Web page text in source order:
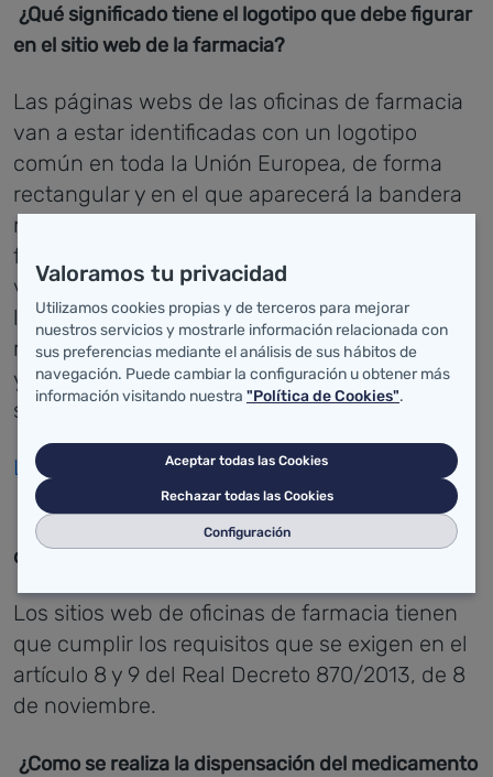
¿Qué significado tiene el logotipo que debe figurar
en el sitio web de la farmacia?
Las páginas webs de las oficinas de farmacia
van a estar identificadas con un logotipo
común en toda la Unión Europea, de forma
rectangular y en el que aparecerá la bandera
nacional del país en el que está establecida la
farmacia, junto al texto "Haga clic aquí para
verificar si este sitio web es legal". Este
logotipo garantiza que la compra de
medicamentos se realiza en un sitio web legal
y con el visto bueno de las autoridades
sanitarias.
Logotipo europeo común
¿Qué requisitos tienen que cumplir los sitios web
de las oficinas de farmacia?
Los sitios web de oficinas de farmacia tienen
que cumplir los requisitos que se exigen en el
artículo 8 y 9 del Real Decreto 870/2013, de 8
de noviembre.
¿Como se realiza la dispensación del medicamento
Valoramos tu privacidad
Utilizamos cookies propias y de terceros para mejorar
nuestros servicios y mostrarle información relacionada con
sus preferencias mediante el análisis de sus hábitos de
navegación. Puede cambiar la configuración u obtener más
información visitando nuestra "Política de Cookies".
Aceptar todas las Cookies
Rechazar todas las Cookies
Configuración